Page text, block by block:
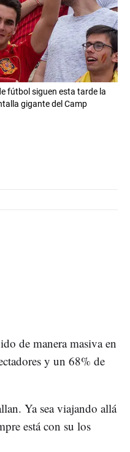
fútbol siguen esta tarde la
gigante del Camp
de manera masiva en
y un 68% de
Ya sea viajando allá
está con su los